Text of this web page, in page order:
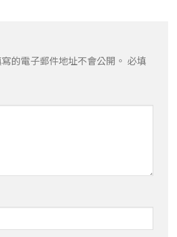
的電子郵件地址不會公開。 必填